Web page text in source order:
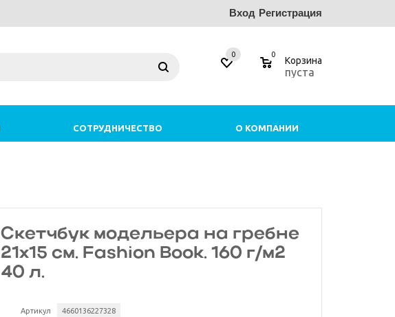
Вход Регистрация
0 0
Корзина
пуста
СОТРУДНИЧЕСТВО О КОМПАНИИ
Скетчбук модельера на гребне
21х15 см. Fashion Book. 160 г/м2
40 л.
Артикул 4660136227328